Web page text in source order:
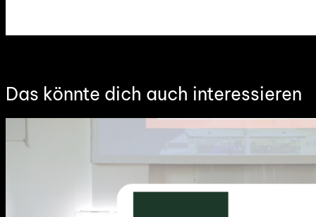
Das könnte dich auch interessieren